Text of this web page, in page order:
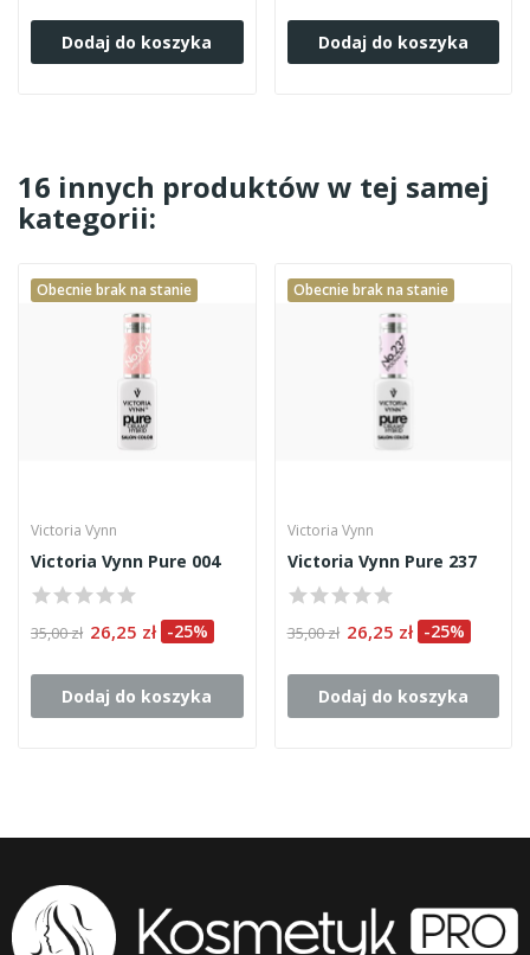
Dodaj do koszyka Dodaj do koszyka
16 innych produktów w tej samej
kategorii:
Obecnie brak na stanie
Victoria Vynn
Victoria Vynn Pure 004
35,00 zł 26,25 zł -25%
Dodaj do koszyka
Obecnie brak na stanie
Victoria Vynn
Victoria Vynn Pure 237
35,00 zł 26,25 zł -25%
Dodaj do koszyka